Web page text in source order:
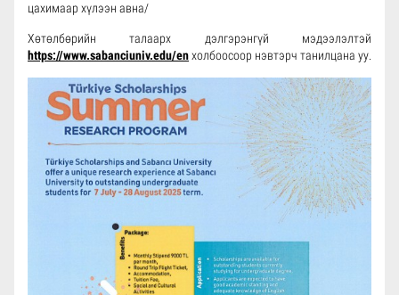
цахимаар хүлээн авна/
Хөтөлбөрийн талаарх дэлгэрэнгүй мэдээлэлтэй
https://www.sabanciuniv.edu/enхолбоосоор нэвтэрч танилцана уу.